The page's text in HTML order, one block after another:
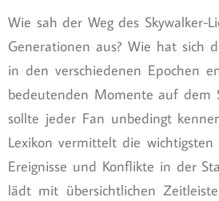
Wie sah der Weg des Skywalker-
Generationen aus? Wie hat sich
in den verschiedenen Epochen
bedeutenden Momente auf dem
sollte jeder Fan unbedingt
Lexikon vermittelt die
Ereignisse und Konflikte in der
lädt mit übersichtlichen